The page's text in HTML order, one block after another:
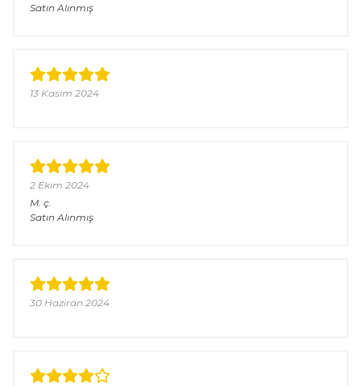
Satın Alınmış
13 Kasım 2024
2 Ekim 2024
M. ç.
Satın Alınmış
30 Haziran 2024